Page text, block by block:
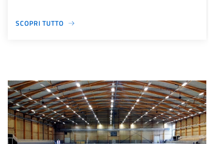
SCOPRI TUTTO